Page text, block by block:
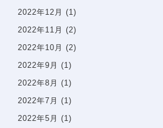
矯正症例
治療費一覧
2022年12月 (1)
2022年11月 (2)
2022年10月 (2)
2022年9月 (1)
2022年8月 (1)
2022年7月 (1)
2022年5月 (1)